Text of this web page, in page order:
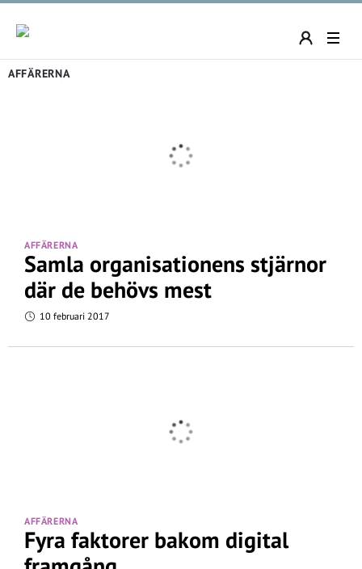
AFFÄRERNA
AFFÄRERNA
Samla organisationens stjärnor
där de behövs mest
10 februari 2017
AFFÄRERNA
Fyra faktorer bakom digital